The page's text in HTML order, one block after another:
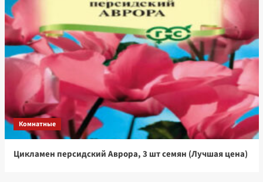
Комнатные
Цикламен персидский Аврора, 3 шт семян (Лучшая цена)